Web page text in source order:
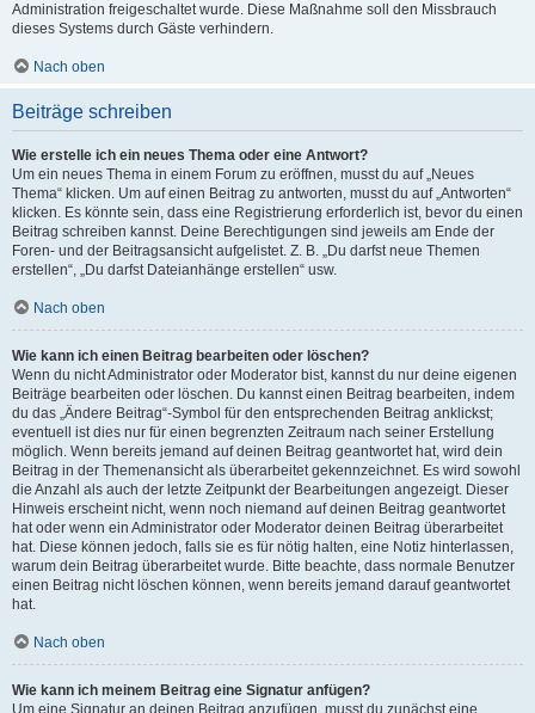
Administration freigeschaltet wurde. Diese Maßnahme soll den Missbrauch
dieses Systems durch Gäste verhindern.
Nach oben
Beiträge schreiben
Wie erstelle ich ein neues Thema oder eine Antwort?
Um ein neues Thema in einem Forum zu eröffnen, musst du auf „Neues
Thema“ klicken. Um auf einen Beitrag zu antworten, musst du auf „Antworten“
klicken. Es könnte sein, dass eine Registrierung erforderlich ist, bevor du einen
Beitrag schreiben kannst. Deine Berechtigungen sind jeweils am Ende der
Foren- und der Beitragsansicht aufgelistet. Z. B. „Du darfst neue Themen
erstellen“, „Du darfst Dateianhänge erstellen“ usw.
Nach oben
Wie kann ich einen Beitrag bearbeiten oder löschen?
Wenn du nicht Administrator oder Moderator bist, kannst du nur deine eigenen
Beiträge bearbeiten oder löschen. Du kannst einen Beitrag bearbeiten, indem
du das „Ändere Beitrag“-Symbol für den entsprechenden Beitrag anklickst;
eventuell ist dies nur für einen begrenzten Zeitraum nach seiner Erstellung
möglich. Wenn bereits jemand auf deinen Beitrag geantwortet hat, wird dein
Beitrag in der Themenansicht als überarbeitet gekennzeichnet. Es wird sowohl
die Anzahl als auch der letzte Zeitpunkt der Bearbeitungen angezeigt. Dieser
Hinweis erscheint nicht, wenn noch niemand auf deinen Beitrag geantwortet
hat oder wenn ein Administrator oder Moderator deinen Beitrag überarbeitet
hat. Diese können jedoch, falls sie es für nötig halten, eine Notiz hinterlassen,
warum dein Beitrag überarbeitet wurde. Bitte beachte, dass normale Benutzer
einen Beitrag nicht löschen können, wenn bereits jemand darauf geantwortet
hat.
Nach oben
Wie kann ich meinem Beitrag eine Signatur anfügen?
Um eine Signatur an deinen Beitrag anzufügen, musst du zunächst eine